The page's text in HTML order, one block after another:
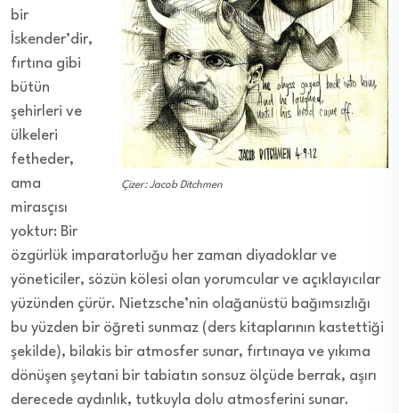
Çizer: Jacob Ditchmen
bir
İskender’dir,
fırtına gibi
bütün
şehirleri ve
ülkeleri
fetheder,
ama
mirasçısı
yoktur: Bir
özgürlük imparatorluğu her zaman diyadoklar ve
yöneticiler, sözün kölesi olan yorumcular ve açıklayıcılar
yüzünden çürür. Nietzsche’nin olağanüstü bağımsızlığı
bu yüzden bir öğreti sunmaz (ders kitaplarının kastettiği
şekilde), bilakis bir atmosfer sunar, fırtınaya ve yıkıma
dönüşen şeytani bir tabiatın sonsuz ölçüde berrak, aşırı
derecede aydınlık, tutkuyla dolu atmosferini sunar.